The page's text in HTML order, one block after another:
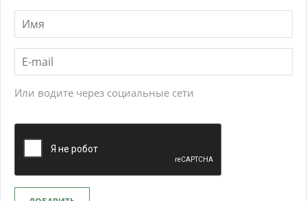
Или водите через социальные сети